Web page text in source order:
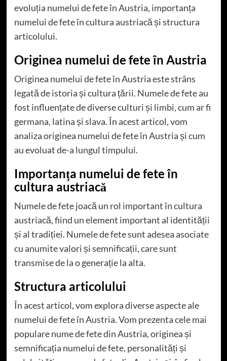
evoluția numelui de fete în Austria, importanța
numelui de fete în cultura austriacă și structura
articolului.
Originea numelui de fete în Austria
Originea numelui de fete în Austria este strâns
legată de istoria și cultura țării. Numele de fete au
fost influențate de diverse culturi și limbi, cum ar fi
germana, latina și slava. În acest articol, vom
analiza originea numelui de fete în Austria și cum
au evoluat de-a lungul timpului.
Importanța numelui de fete în
cultura austriacă
Numele de fete joacă un rol important în cultura
austriacă, fiind un element important al identității
și al tradiției. Numele de fete sunt adesea asociate
cu anumite valori și semnificații, care sunt
transmise de la o generație la alta.
Structura articolului
În acest articol, vom explora diverse aspecte ale
numelui de fete în Austria. Vom prezenta cele mai
populare nume de fete din Austria, originea și
semnificația numelui de fete, personalități și